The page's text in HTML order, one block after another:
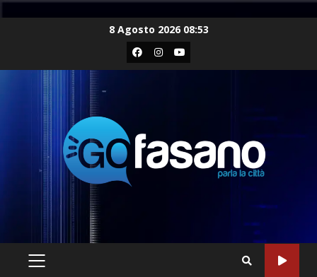
8 Agosto 2026 08:53
Facebook
Instagram
Youtube
PRIMARY